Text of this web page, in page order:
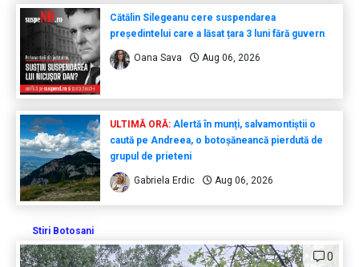
Cătălin Silegeanu cere suspendarea
președintelui care a lăsat țara 3 luni fără guvern
Oana Sava Aug 06, 2026
ULTIMĂ ORĂ:Alertă în munți, salvamontiștii o
caută pe Andreea, o botoșăneancă pierdută de
grupul de prieteni
Gabriela Erdic Aug 06, 2026
Stiri Botosani
0